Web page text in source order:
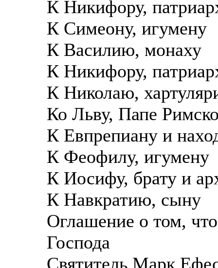
К Никифору,
К Симеону, игумену
К Василию, монаху
К Никифору,
К Николаю,
Ко Льву, Папе
К Евпрепиану и
К Феофилу, игумену
К Иосифу, брату и
К Навкратию, сыну
Оглашение о том,
Господа
Святитель Марк